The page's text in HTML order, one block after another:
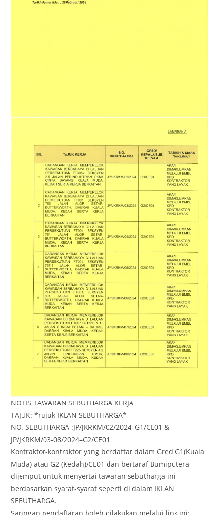
NOTIS TAWARAN SEBUTHARGA KERJA
TAJUK: *rujuk IKLAN SEBUTHARGA*
NO. SEBUTHARGA :JP/JKRKM/02/2024–G1/CE01 &
JP/JKRKM/03-08/2024–G2/CE01
Kontraktor-kontraktor yang berdaftar dalam Gred G1(Kuala
Muda) atau G2 (Kedah)/CE01 dan bertaraf Bumiputera
dijemput untuk menyertai tawaran sebutharga ini
berdasarkan syarat-syarat seperti di dalam IKLAN
SEBUTHARGA.
Saringan pendaftaran boleh dilakukan melalui link ini: